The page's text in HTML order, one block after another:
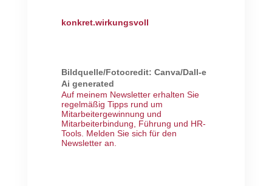
konkret.wirkungsvoll
Bildquelle/Fotocredit: Canva/Dall-e
Ai generated
Auf meinem Newsletter erhalten Sie
regelmäßig Tipps rund um
Mitarbeitergewinnung und
Mitarbeiterbindung, Führung und HR-
Tools. Melden Sie sich für den
Newsletter an